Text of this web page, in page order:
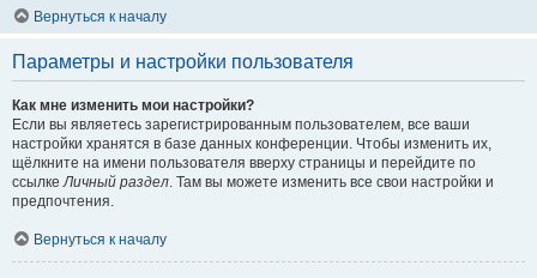
Вернуться к началу
Параметры и настройки пользователя
Как мне изменить мои настройки?
Если вы являетесь зарегистрированным пользователем, все ваши
настройки хранятся в базе данных конференции. Чтобы изменить их,
щёлкните на имени пользователя вверху страницы и перейдите по
ссылкеЛичный раздел. Там вы можете изменить все свои настройки и
предпочтения.
Вернуться к началу